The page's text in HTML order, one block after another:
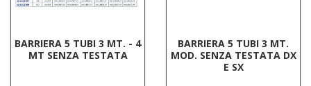
BARRIERA 5 TUBI 3 MT. - 4
MT SENZA TESTATA
BARRIERA 5 TUBI 3 MT.
MOD. SENZA TESTATA DX
E SX